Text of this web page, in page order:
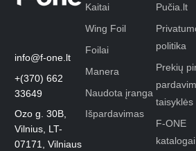
info@f-one.lt
+(370) 662
33649
Ozo g. 30B,
Vilnius, LT-
07171, Vilniaus
Kaitai
Wing Foil
Foilai
Manera
Naudota įranga
Išpardavimas
Pučia.lt
politika
Prekių
taisyklės
F-ONE
katalogai